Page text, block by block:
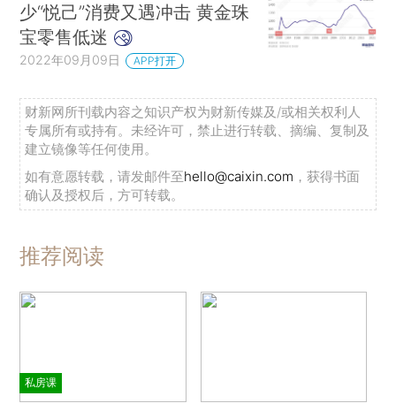
少“悦己”消费又遇冲击 黄金珠
宝零售低迷
2022年09月09日 APP打开
财新网所刊载内容之知识产权为财新传媒及/或相关权利人
专属所有或持有。未经许可，禁止进行转载、摘编、复制及
建立镜像等任何使用。
如有意愿转载，请发邮件至hello@caixin.com ，获得书面
确认及授权后，方可转载。
推荐阅读
私房课